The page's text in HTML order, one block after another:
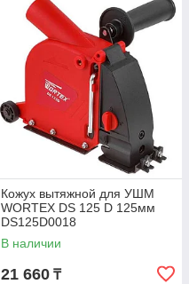
Кожух вытяжной для УШМ
WORTEX DS 125 D 125мм
DS125D0018
В наличии
21 660 ₸